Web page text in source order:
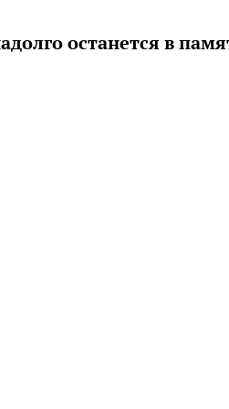
останется в